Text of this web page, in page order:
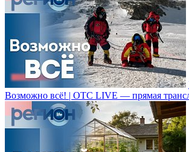
Возможно всё! | ОТС LIVE — прямая